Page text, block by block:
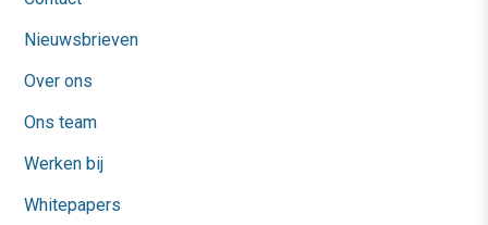
Nieuwsbrieven
Over ons
Ons team
Werken bij
Whitepapers